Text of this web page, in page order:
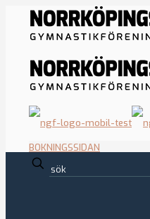
BOKNINGSSIDAN